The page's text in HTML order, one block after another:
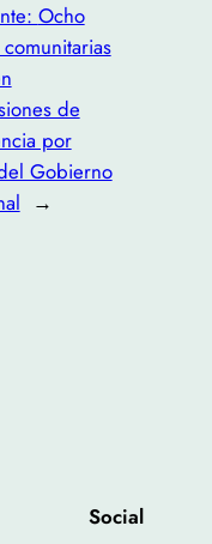
Ocho
de
por
Gobierno
→
Social